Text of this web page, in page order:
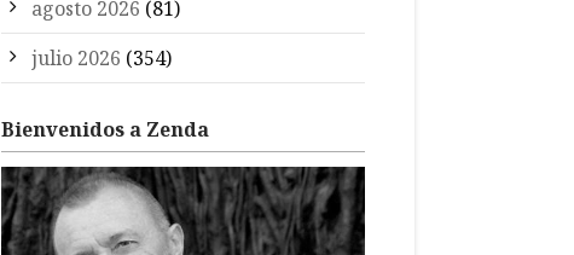
agosto 2026 (81)
julio 2026 (354)
Bienvenidos a Zenda